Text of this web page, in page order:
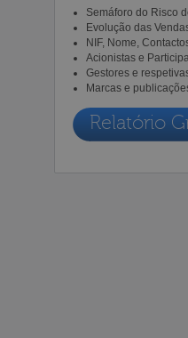
Semáforo do Risco
Evolução das
NIF, Nome,
Acionistas e
Gestores e
Marcas e
Relatório